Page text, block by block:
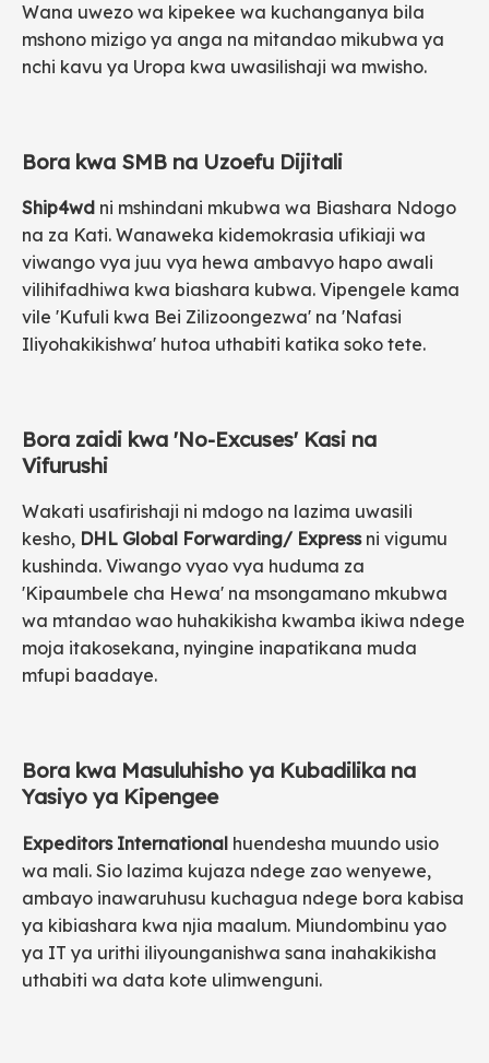
Wana uwezo wa kipekee wa kuchanganya bila
mshono mizigo ya anga na mitandao mikubwa ya
nchi kavu ya Uropa kwa uwasilishaji wa mwisho.
Bora kwa SMB na Uzoefu Dijitali
Ship4wd ni mshindani mkubwa wa Biashara Ndogo
na za Kati. Wanaweka kidemokrasia ufikiaji wa
viwango vya juu vya hewa ambavyo hapo awali
vilihifadhiwa kwa biashara kubwa. Vipengele kama
vile 'Kufuli kwa Bei Zilizoongezwa' na 'Nafasi
Iliyohakikishwa' hutoa uthabiti katika soko tete.
Bora zaidi kwa 'No-Excuses' Kasi na
Vifurushi
Wakati usafirishaji ni mdogo na lazima uwasili
kesho, DHL Global Forwarding/ Express ni vigumu
kushinda. Viwango vyao vya huduma za
'Kipaumbele cha Hewa' na msongamano mkubwa
wa mtandao wao huhakikisha kwamba ikiwa ndege
moja itakosekana, nyingine inapatikana muda
mfupi baadaye.
Bora kwa Masuluhisho ya Kubadilika na
Yasiyo ya Kipengee
Expeditors International huendesha muundo usio
wa mali. Sio lazima kujaza ndege zao wenyewe,
ambayo inawaruhusu kuchagua ndege bora kabisa
ya kibiashara kwa njia maalum. Miundombinu yao
ya IT ya urithi iliyounganishwa sana inahakikisha
uthabiti wa data kote ulimwenguni.